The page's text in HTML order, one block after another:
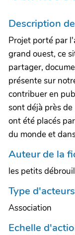
Description
Projet porté par
grand ouest, ce
partager,
présente sur
contribuer en
sont déjà près
ont été placés
du monde et
Auteur de la
les petits
Type
Association
Echelle